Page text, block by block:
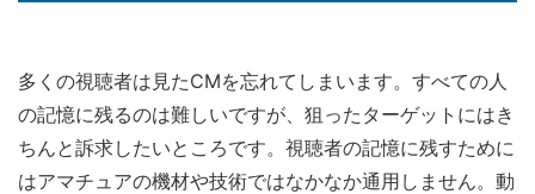
多くの視聴者は見たCMを忘れてしまいます。すべての人
の記憶に残るのは難しいですが、狙ったターゲットにはき
ちんと訴求したいところです。視聴者の記憶に残すために
はアマチュアの機材や技術ではなかなか通用しません。動